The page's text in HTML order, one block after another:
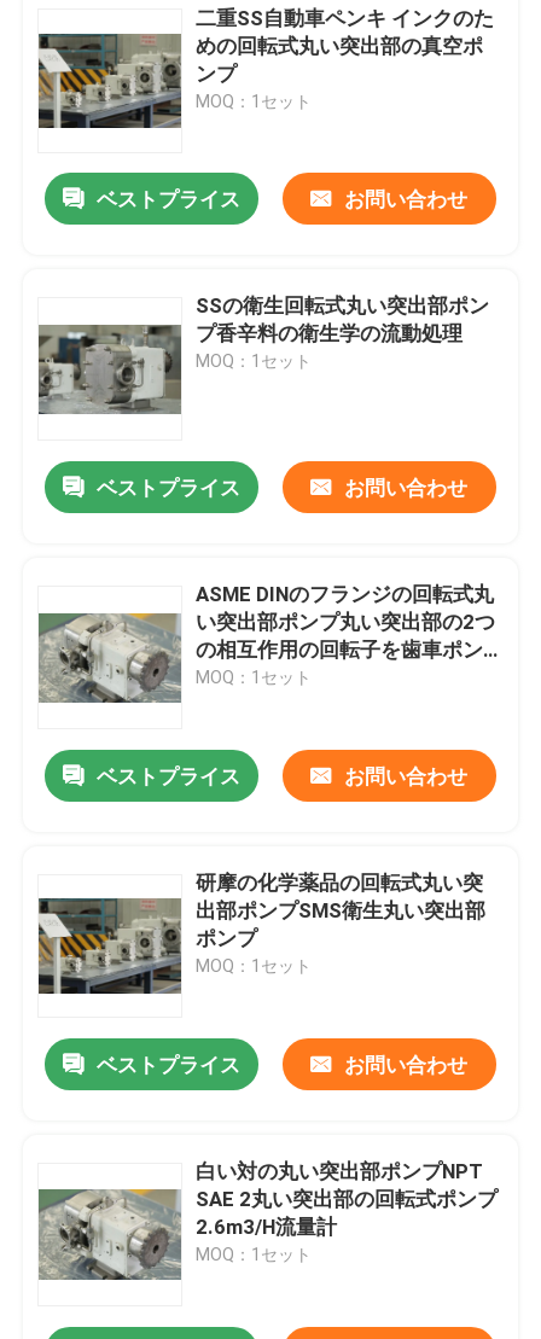
二重SS自動車ペンキ インクのた
めの回転式丸い突出部の真空ポ
ンプ
MOQ：1セット
ベストプライス お問い合わせ
SSの衛生回転式丸い突出部ポン
プ香辛料の衛生学の流動処理
MOQ：1セット
ベストプライス お問い合わせ
ASME DINのフランジの回転式丸
い突出部ポンプ丸い突出部の2つ
の相互作用の回転子を歯車ポン
プ
MOQ：1セット
ベストプライス お問い合わせ
研摩の化学薬品の回転式丸い突
出部ポンプSMS衛生丸い突出部
ポンプ
MOQ：1セット
ベストプライス お問い合わせ
白い対の丸い突出部ポンプNPT
SAE 2丸い突出部の回転式ポンプ
2.6m3/H流量計
MOQ：1セット